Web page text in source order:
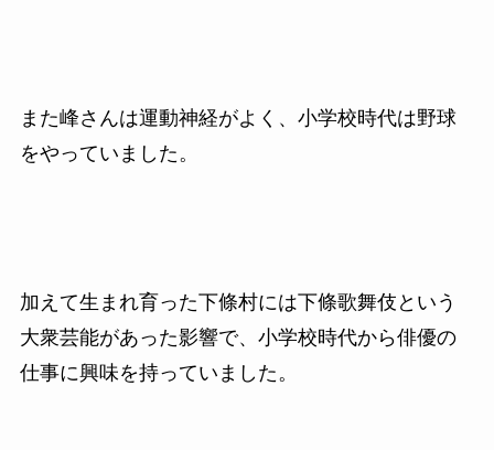
また峰さんは運動神経がよく、小学校時代は野球
をやっていました。
加えて生まれ育った下條村には下條歌舞伎という
大衆芸能があった影響で、小学校時代から俳優の
仕事に興味を持っていました。